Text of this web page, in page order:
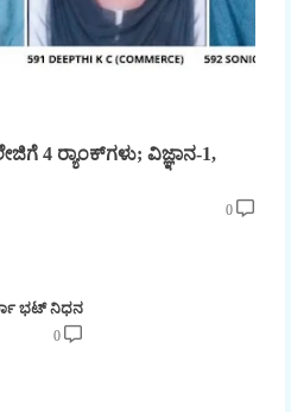
4 ರ್‍ಯಾಂಕ್‌ಗಳು; ವಿಜ್ಞಾನ-1,
0
ಭಟ್ ನಿಧನ
0